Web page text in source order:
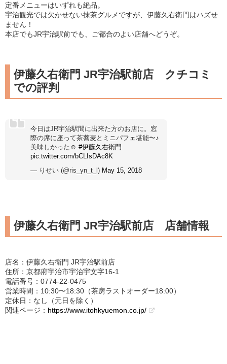
定番メニューはいずれも絶品。
宇治観光では欠かせない抹茶グルメですが、伊藤久右衛門はハズせ
ません！
本店でもJR宇治駅前でも、ご都合のよい店舗へどうぞ。
伊藤久右衛門 JR宇治駅前店 クチコミ
での評判
今日はJR宇治駅間に出来た方のお店に。窓
際の席に座って茶蕎麦とミニパフェ堪能〜♪
美味しかった☺️ #伊藤久右衛門
pic.twitter.com/bCLIsDAc8K
— りせい (@ris_yn_t_l) May 15, 2018
伊藤久右衛門 JR宇治駅前店 店舗情報
店名：伊藤久右衛門 JR宇治駅前店
住所：京都府宇治市宇治宇文字16-1
電話番号：0774-22-0475
営業時間：10:30〜18:30（茶房ラストオーダー18:00）
定休日：なし（元日を除く）
関連ページ： https://www.itohkyuemon.co.jp/